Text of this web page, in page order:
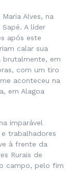
Alves, na
A líder
após este
calar sua
brutalmente, em
com um tiro
aconteceu na
em Alagoa
imparável
trabalhadores
à frente da
Rurais de
campo, pelo fim